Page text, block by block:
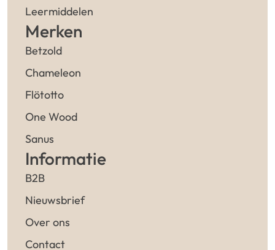
Leermiddelen
Merken
Betzold
Chameleon
Flötotto
One Wood
Sanus
Informatie
B2B
Nieuwsbrief
Over ons
Contact